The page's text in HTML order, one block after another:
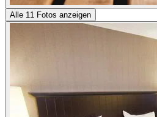
Alle 11 Fotos anzeigen